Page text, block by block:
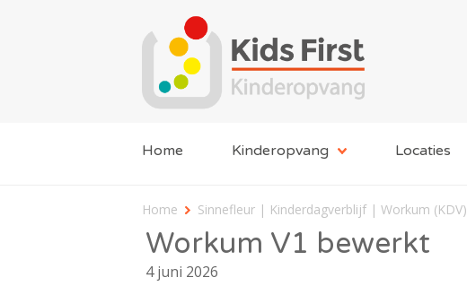
Home Kinderopvang Locaties
Home Sinnefleur | Kinderdagverblijf | Workum (KDV)
Workum V1 bewerkt
4 juni 2026